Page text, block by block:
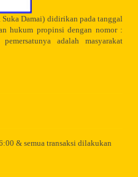
Damai) didirikan pada tanggal
hukum propinsi dengan nomor :
adalah masyarakat
& semua transaksi dilakukan